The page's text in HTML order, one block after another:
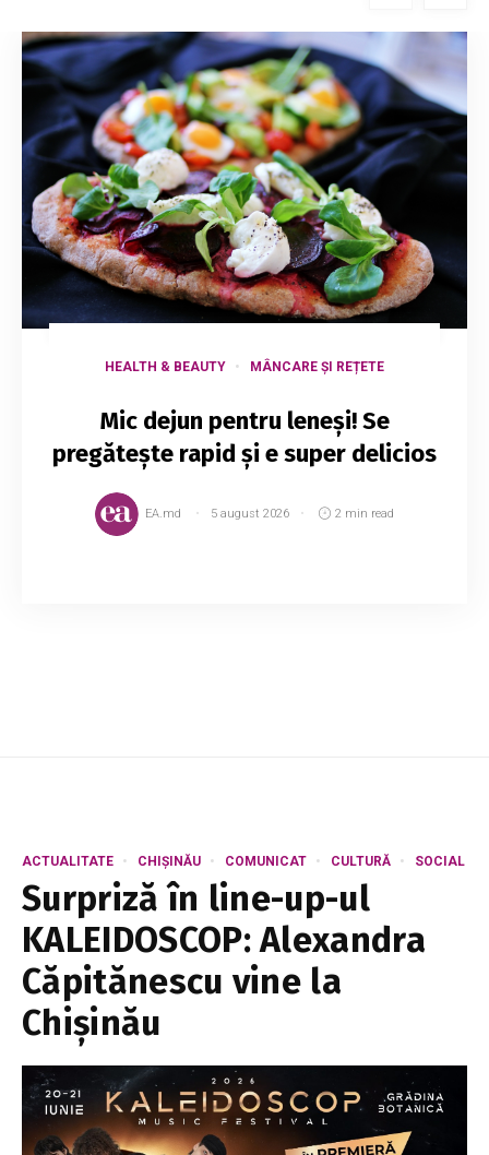
HEALTH & BEAUTY MÂNCARE ȘI REȚETE
Mic dejun pentru leneși! Se
pregătește rapid și e super delicios
EA.md 5 august 2026 2 min read
ACTUALITATE CHIȘINĂU COMUNICAT CULTURĂ SOCIAL
Surpriză în line-up-ul
KALEIDOSCOP: Alexandra
Căpitănescu vine la
Chișinău